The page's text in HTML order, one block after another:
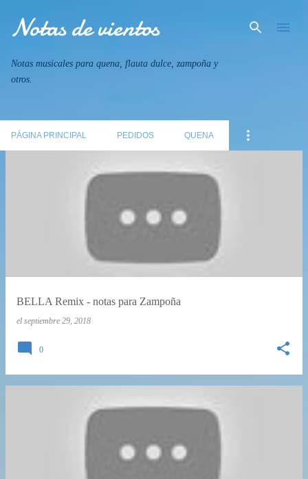
Notas de vientos
Notas musicales para quena, flauta dulce, zampoña y
otros.
PÁGINA PRINCIPAL PEDIDOS QUENA
BELLA Remix - notas para Zampoña
el septiembre 29, 2018
0